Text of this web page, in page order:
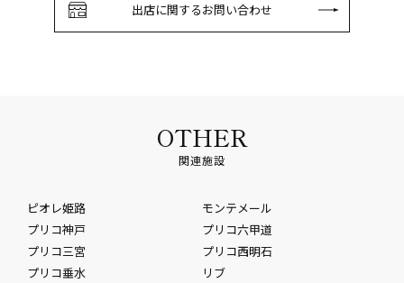
出店に関するお問い合わせ
OTHER
関連施設
ピオレ姫路
モンテメール
プリコ神戸
プリコ六甲道
プリコ三宮
プリコ西明石
プリコ垂水
リブ